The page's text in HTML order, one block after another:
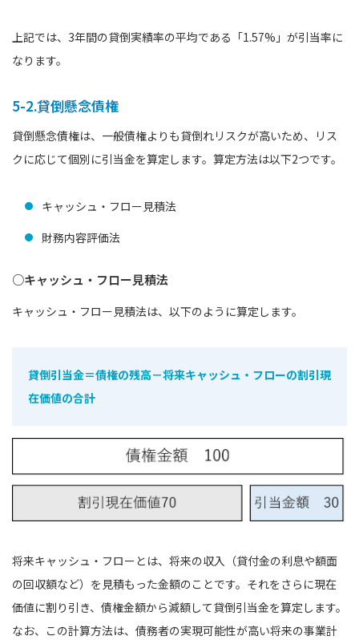
上記では、3年間の貸倒実績率の平均である「1.57%」が引当率に
なります。
5-2.貸倒懸念債権
貸倒懸念債権は、一般債権よりも貸倒れリスクが高いため、リス
クに応じて個別に引当金を算定します。算定方法は以下2つです。
キャッシュ・フロー見積法
財務内容評価法
○キャッシュ・フロー見積法
キャッシュ・フロー見積法は、以下のように算定します。
貸倒引当金＝債権の残高－将来キャッシュ・フローの割引現
在価値の合計
将来キャッシュ・フローとは、将来の収入（貸付金の利息や額面
の回収額など）を見積もった金額のことです。それをさらに現在
価値に割り引き、債権金額から減額して貸倒引当金を算定します。
なお、この計算方法は、債務者の実現可能性が高い将来の事業計